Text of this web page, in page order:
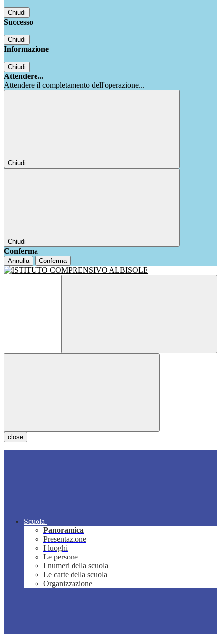
Chiudi
Successo
Chiudi
Informazione
Chiudi
Attendere...
Attendere il completamento dell'operazione...
Chiudi
Chiudi
Conferma
Annulla Conferma
close
Scuola
Panoramica
Presentazione
I luoghi
Le persone
I numeri della scuola
Le carte della scuola
Organizzazione